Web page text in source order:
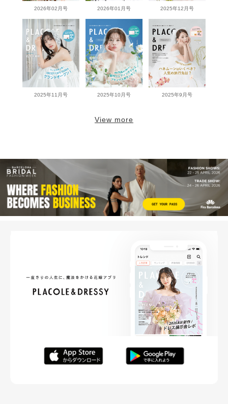
2026年02月号 2026年01月号 2025年12月号
2025年11月号 2025年10月号 2025年9月号
View more